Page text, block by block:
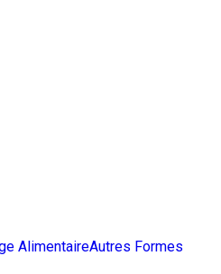
AlimentaireAutres Formes